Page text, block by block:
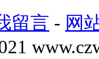
留言 - 网